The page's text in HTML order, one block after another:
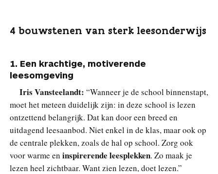
4 bouwstenen van sterk leesonderwijs
1. Een krachtige, motiverende
leesomgeving
Iris Vansteelandt: “Wanneer je de school binnenstapt,
moet het meteen duidelijk zijn: in deze school is lezen
ontzettend belangrijk. Dat kan door een breed en
uitdagend leesaanbod. Niet enkel in de klas, maar ook op
de centrale plekken, zoals de hal op school. Zorg ook
voor warme en inspirerende leesplekken. Zo maak je
lezen heel zichtbaar. Want zien lezen, doet lezen.”